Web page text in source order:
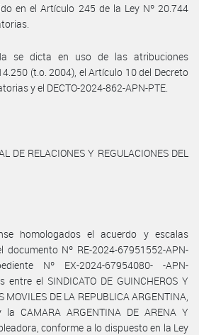
en el Artículo 245 de la Ley Nº 20.744
se dicta en uso de las atribuciones
(t.o. 2004), el Artículo 10 del Decreto
y el DECTO-2024-862-APN-PTE.
DE RELACIONES Y REGULACIONES DEL
homologados el acuerdo y escalas
documento Nº RE-2024-67951552-APN-
Nº EX-2024-67954080- -APN-
entre el SINDICATO DE GUINCHEROS Y
MOVILES DE LA REPUBLICA ARGENTINA,
CAMARA ARGENTINA DE ARENA Y
conforme a lo dispuesto en la Ley